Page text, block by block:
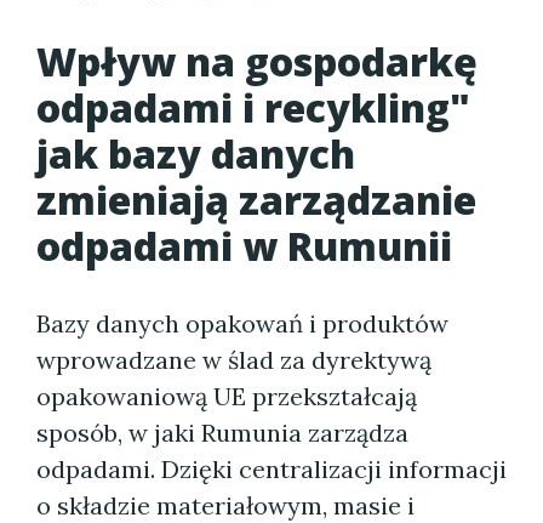
Wpływ na gospodarkę
odpadami i recykling"
jak bazy danych
zmieniają zarządzanie
odpadami w Rumunii
Bazy danych opakowań i produktów
wprowadzane w ślad za dyrektywą
opakowaniową UE przekształcają
sposób, w jaki Rumunia zarządza
odpadami. Dzięki centralizacji informacji
o składzie materiałowym, masie i